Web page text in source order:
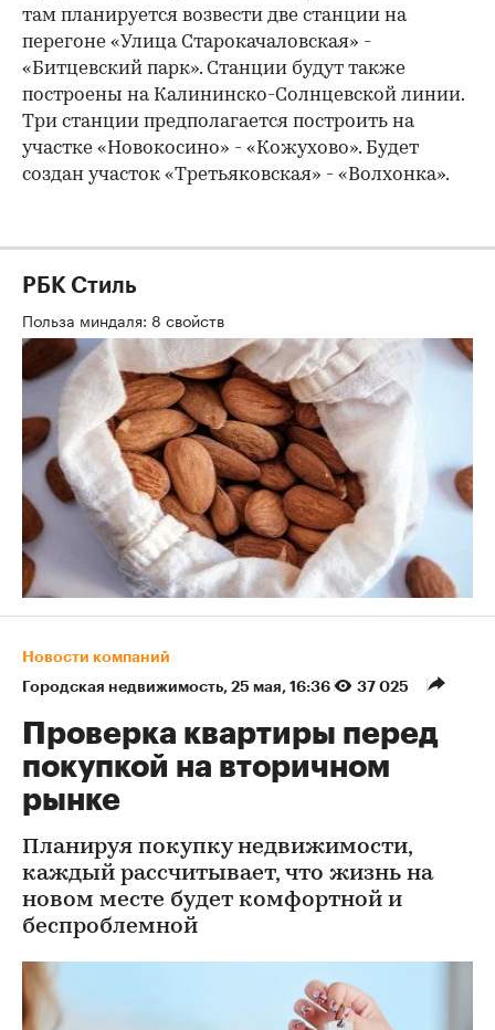
там планируется возвести две станции на
перегоне «Улица Старокачаловская» -
«Битцевский парк». Станции будут также
построены на Калининско-Солнцевской линии.
Три станции предполагается построить на
участке «Новокосино» - «Кожухово». Будет
создан участок «Третьяковская» - «Волхонка».
РБК Стиль
Польза миндаля: 8 свойств
Новости компаний
Городская недвижимость⁠, 25 мая, 16:36 37 025
Проверка квартиры перед
покупкой на вторичном
рынке
Планируя покупку недвижимости,
каждый рассчитывает, что жизнь на
новом месте будет комфортной и
беспроблемной